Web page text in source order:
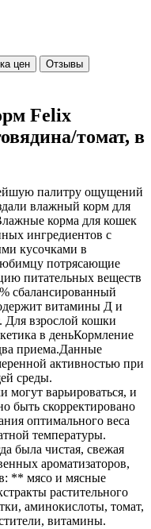
цен
Отзывы
Felix
томат, в
палитру ощущений
влажный корм для
корма для кошек
ингредиентов с
кусочками в
потрясающие
питательных веществ
сбалансированный
витамины Д и
взрослой кошки
в деньКормление
приема.Данные
активностью при
среды.
варьироваться, и
быть скорректировано
оптимального веса
температуры.
была чистая, свежая
ароматизаторов,
** мясо и мясные
растительного
аминокислоты, томат,
витамины.